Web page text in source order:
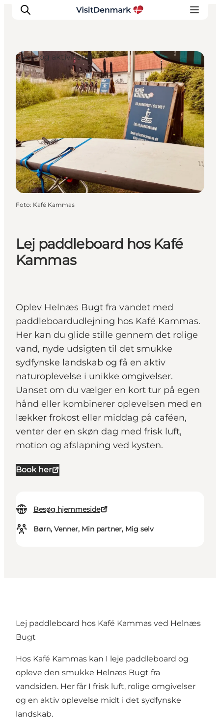
Inspiration
Destinationer
Oplevelser
Overnatning
Planlæg ferien
Lej paddleboard hos Kafé
Kammas
Oplev Helnæs Bugt fra vandet med
paddleboardudlejning hos Kafé Kammas.
Her kan du glide stille gennem det rolige
vand, nyde udsigten til det smukke
sydfynske landskab og få en aktiv
naturoplevelse i unikke omgivelser.
Uanset om du vælger en kort tur på egen
hånd eller kombinerer oplevelsen med en
lækker frokost eller middag på caféen,
venter der en skøn dag med frisk luft,
motion og afslapning ved kysten.
Book her
Besøg hjemmeside
Børn, Venner, Min partner, Mig selv
Sport og aktiviteter
Foto: Kafé Kammas
Lej paddleboard hos Kafé Kammas ved Helnæs
Bugt
Hos Kafé Kammas kan I leje paddleboard og
opleve den smukke Helnæs Bugt fra
vandsiden. Her får I frisk luft, rolige omgivelser
og en aktiv oplevelse midt i det sydfynske
landskab.